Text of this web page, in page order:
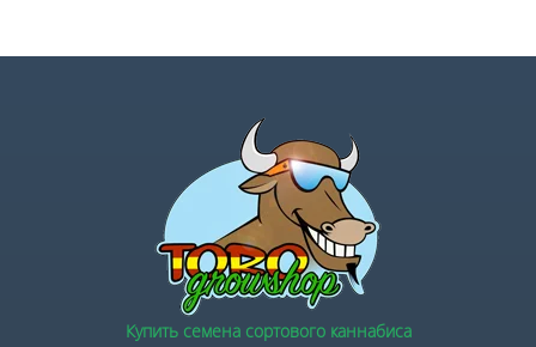
Купить семена сортового каннабиса